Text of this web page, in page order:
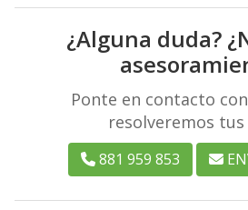
¿Alguna duda?
Ponte en contacto
resolveremos tus
881 959 853